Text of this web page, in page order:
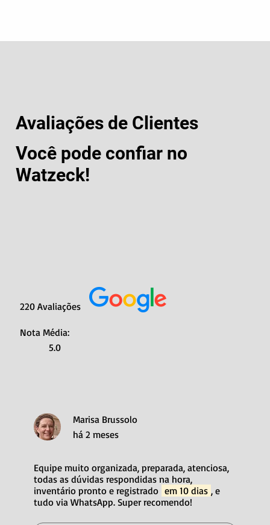
Avaliações de Clientes
Você pode confiar no
Watzeck!
220 Avaliações
Nota Média:
5.0
Marisa Brussolo
há 2 meses
Equipe muito organizada, preparada, atenciosa,
todas as dúvidas respondidas na hora,
inventário pronto e registrado em 10 dias , e
tudo via WhatsApp. Super recomendo!